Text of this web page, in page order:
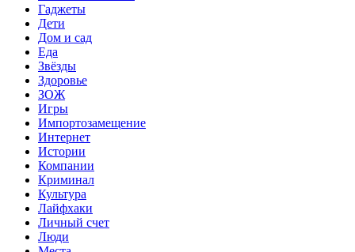
Гаджеты
Дети
Дом и сад
Еда
Звёзды
Здоровье
ЗОЖ
Игры
Импортозамещение
Интернет
Истории
Компании
Криминал
Культура
Лайфхаки
Личный счет
Люди